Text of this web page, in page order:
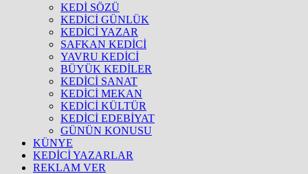
KEDİ SÖZÜ
KEDİCİ GÜNLÜK
KEDİCİ YAZAR
SAFKAN KEDİCİ
YAVRU KEDİCİ
BÜYÜK KEDİLER
KEDİCİ SANAT
KEDİCİ MEKAN
KEDİCİ KÜLTÜR
KEDİCİ EDEBİYAT
GÜNÜN KONUSU
KÜNYE
KEDİCİ YAZARLAR
REKLAM VER